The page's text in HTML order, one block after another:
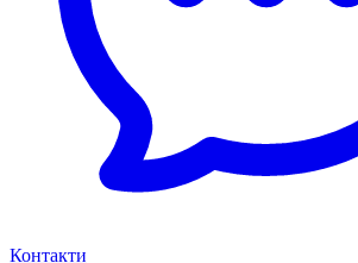
Контакти